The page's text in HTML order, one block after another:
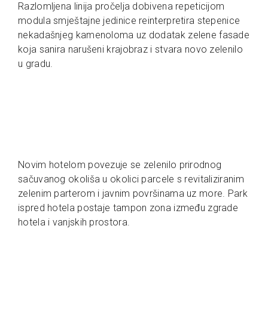
Razlomljena linija pročelja dobivena repeticijom
modula smještajne jedinice reinterpretira stepenice
nekadašnjeg kamenoloma uz dodatak zelene fasade
koja sanira narušeni krajobraz i stvara novo zelenilo
u gradu.
Novim hotelom povezuje se zelenilo prirodnog
sačuvanog okoliša u okolici parcele s revitaliziranim
zelenim parterom i javnim površinama uz more. Park
ispred hotela postaje tampon zona između zgrade
hotela i vanjskih prostora.